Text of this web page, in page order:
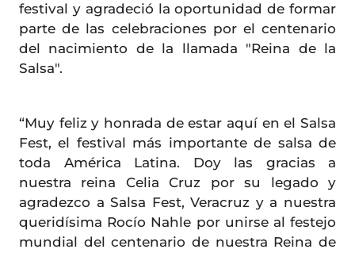
festival y agradeció la oportunidad de formar
parte de las celebraciones por el centenario
del nacimiento de la llamada "Reina de la
Salsa".
“Muy feliz y honrada de estar aquí en el Salsa
Fest, el festival más importante de salsa de
toda América Latina. Doy las gracias a
nuestra reina Celia Cruz por su legado y
agradezco a Salsa Fest, Veracruz y a nuestra
queridísima Rocío Nahle por unirse al festejo
mundial del centenario de nuestra Reina de